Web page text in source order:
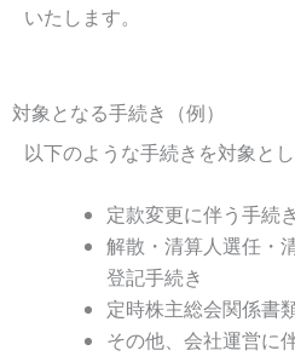
いたします。
対象となる手続き（例）
以下のような手続きを対象と
定款変更に伴う手続き
解散・清算人選任・
登記手続き
定時株主総会関係書
その他、会社運営に